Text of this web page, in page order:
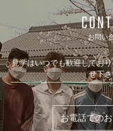
お問い
見学はいつでも歓迎してお
せ下
お電話での